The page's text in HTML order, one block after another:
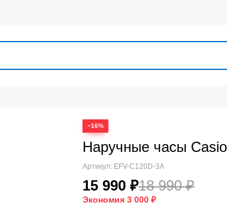
−16%
Наручные часы
Артикул: EFV-C120D-3A
15 990 ₽18 990 ₽
Экономия 3 000 ₽